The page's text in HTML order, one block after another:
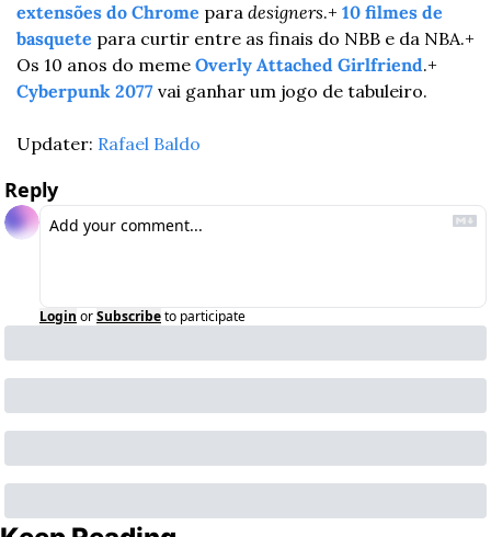
extensões do Chrome para designers.+ 10 filmes de
basquete para curtir entre as finais do NBB e da NBA.+
Os 10 anos do meme Overly Attached Girlfriend.
Cyberpunk 2077 vai ganhar um jogo de tabuleiro.
Updater: Rafael Baldo
Reply
Login orSubscribeto participate